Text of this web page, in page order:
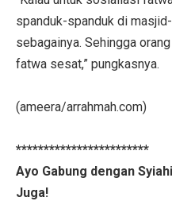
spanduk-spanduk di
sebagainya. Sehingga
fatwa sesat,” pungkasnya.
(ameera/arrahmah.com)
************************
Ayo Gabung dengan
Juga!